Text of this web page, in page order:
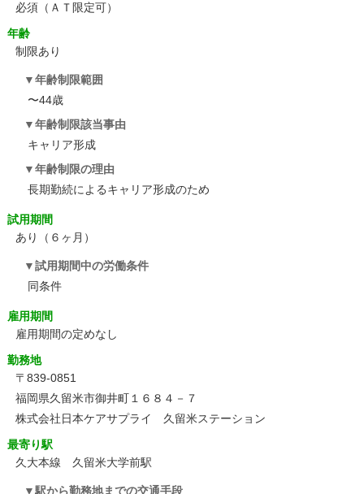
必須（ＡＴ限定可）
年齢
制限あり
年齢制限範囲
〜44歳
年齢制限該当事由
キャリア形成
年齢制限の理由
長期勤続によるキャリア形成のため
試用期間
あり（６ヶ月）
試用期間中の労働条件
同条件
雇用期間
雇用期間の定めなし
勤務地
〒839-0851
福岡県久留米市御井町１６８４－７
株式会社日本ケアサプライ 久留米ステーション
最寄り駅
久大本線 久留米大学前駅
駅から勤務地までの交通手段